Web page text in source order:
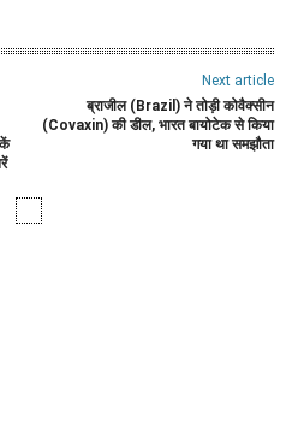
Next article
ब्राजील (Brazil) ने तोड़ी कोवैक्सीन
(Covaxin) की डील, भारत बायोटेक से किया
गया था समझौता